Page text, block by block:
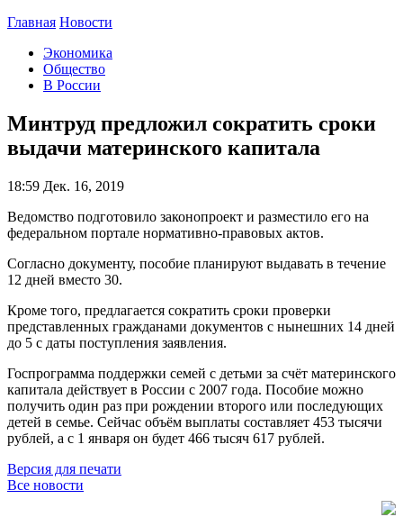
Главная Новости
Экономика
Общество
В России
Минтруд предложил сократить сроки
выдачи материнского капитала
18:59 Дек. 16, 2019
Ведомство подготовило законопроект и разместило его на
федеральном портале нормативно-правовых актов.
Согласно документу, пособие планируют выдавать в течение
12 дней вместо 30.
Кроме того, предлагается сократить сроки проверки
представленных гражданами документов с нынешних 14 дней
до 5 с даты поступления заявления.
Госпрограмма поддержки семей с детьми за счёт материнского
капитала действует в России с 2007 года. Пособие можно
получить один раз при рождении второго или последующих
детей в семье. Сейчас объём выплаты составляет 453 тысячи
рублей, а с 1 января он будет 466 тысяч 617 рублей.
Версия для печати
Все новости